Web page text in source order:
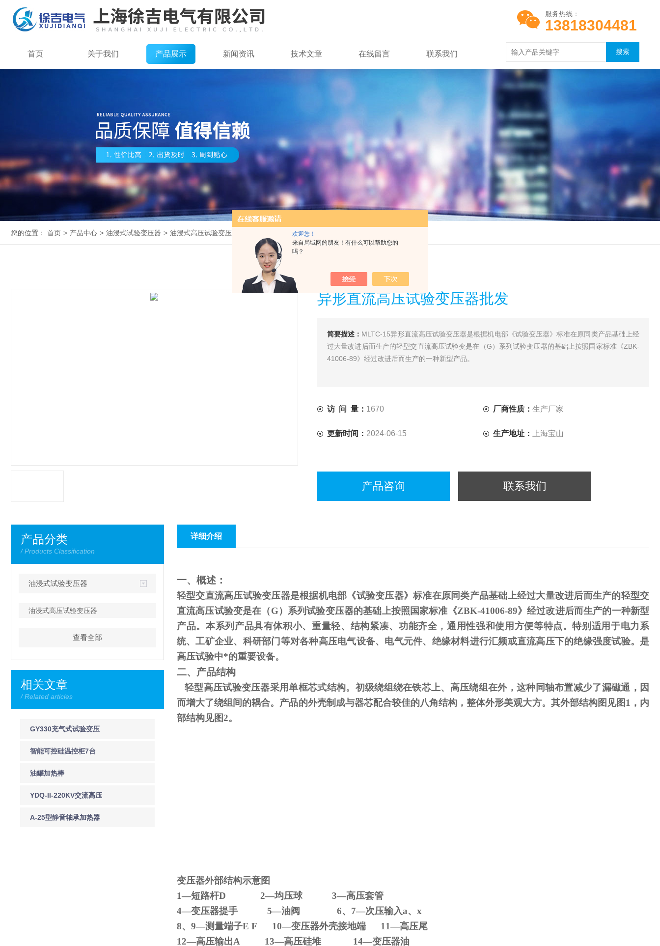
欢迎您！
来自局域网的朋友！有什么可以帮助您的
吗？
服务热线：
13818304481
首页 关于我们 产品展示 新闻资讯 技术文章 在线留言 联系我们
您的位置： 首页 > 产品中心 > 油浸式试验变压器 > 油浸式高压试验变压器 MLTC-15异形直流高压试验变压器批发
异形直流高压试验变压器批发
简要描述： MLTC-15异形直流高压试验变压器是根据机电部《试验变压器》标准在原同类产品基础上经
过大量改进后而生产的轻型交直流高压试验变是在（G）系列试验变压器的基础上按照国家标准《ZBK-
41006-89》经过改进后而生产的一种新型产品。
访 问 量： 1670 厂商性质： 生产厂家
更新时间： 2024-06-15 生产地址： 上海宝山
产品咨询 联系我们
产品分类
/ Products Classification
油浸式试验变压器
油浸式高压试验变压器
查看全部
相关文章
/ Related articles
GY330充气式试验变压
器
智能可控硅温控柜7台
120kw
油罐加热棒
YDQ-II-220KV交流高压
声光验电器
A-25型静音轴承加热器
详细介绍
一、概述：
轻型交直流高压试验变压器是根据机电部《试验变压器》标准在原同类产品基础上经过大量改进后而生产的轻型交
直流高压试验变是在（G）系列试验变压器的基础上按照国家标准《ZBK-41006-89》经过改进后而生产的一种新型
产品。本系列产品具有体积小、重量轻、结构紧凑、功能齐全，通用性强和使用方便等特点。特别适用于电力系
统、工矿企业、科研部门等对各种高压电气设备、电气元件、绝缘材料进行汇频或直流高压下的绝缘强度试验。是
高压试验中*的重要设备。
二、产品结构
轻型高压试验变压器采用单框芯式结构。初级绕组绕在铁芯上、高压绕组在外，这种同轴布置减少了漏磁通，因
而增大了绕组间的耦合。产品的外壳制成与器芯配合较佳的八角结构，整体外形美观大方。其外部结构图见图1 ，内
部结构见图2。
变压器外部结构示意图
1—短路杆D 2—均压球 3—高压套管
4—变压器提手 5—油阀 6、 7—次压输入a、 x
8、 9—测量端子E F 10—变压器外壳接地端 11—高压尾
12—高压输出A 13—高压硅堆 14—变压器油